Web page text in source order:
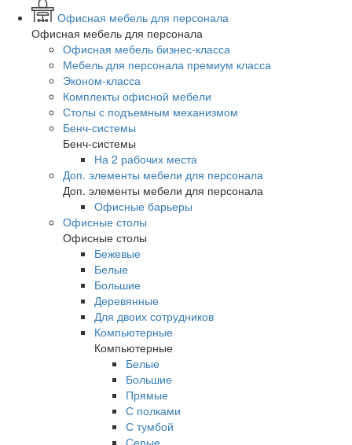
Офисная мебель для персонала
Офисная мебель для персонала
Офисная мебель бизнес-класса
Мебель для персонала премиум класса
Эконом-класса
Комплекты офисной мебели
Столы с подъемным механизмом
Бенч-системы
Бенч-системы
На 2 рабочих места
Доп. элементы мебели для персонала
Доп. элементы мебели для персонала
Офисные барьеры
Офисные столы
Офисные столы
Бежевые
Белые
Большие
Деревянные
Для двоих сотрудников
Компьютерные
Компьютерные
Белые
Большие
Прямые
С полками
С тумбой